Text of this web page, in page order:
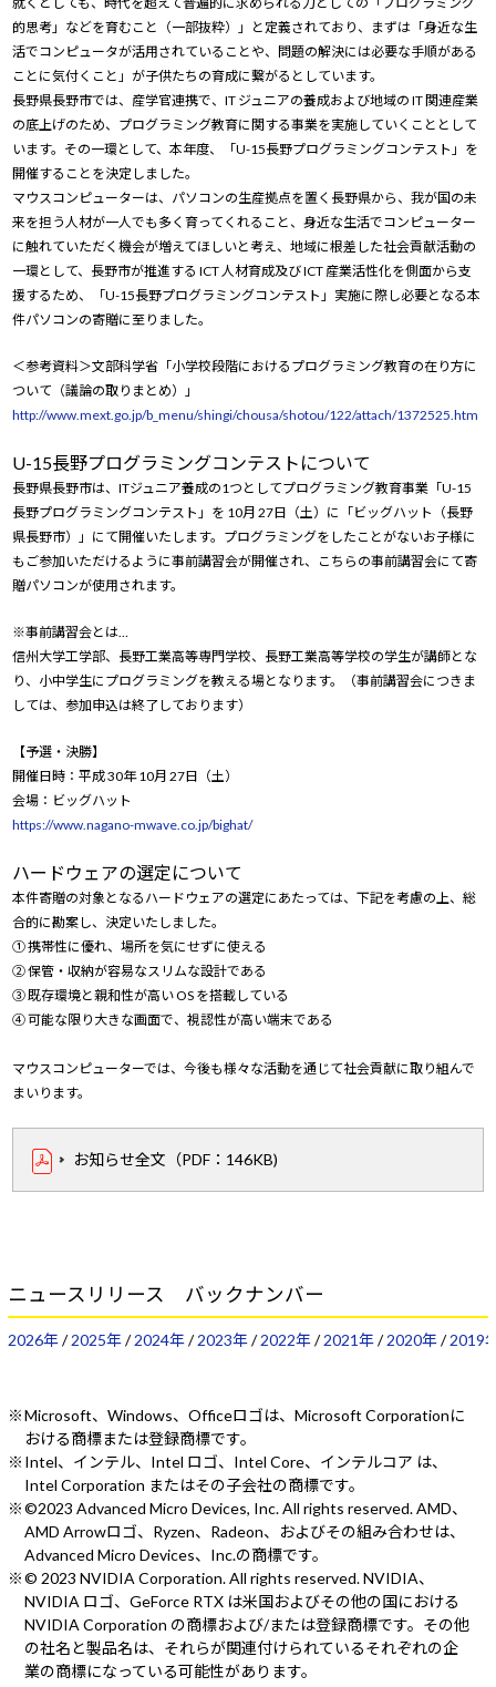
的思考」などを育むこと（一部抜粋）」と定義されており、まずは「身近な生
活でコンピュータが活用されていることや、問題の解決には必要な手順がある
ことに気付くこと」が子供たちの育成に繋がるとしています。
長野県長野市では、産学官連携で、IT ジュニアの養成および地域の IT 関連産業
の底上げのため、プログラミング教育に関する事業を実施していくこととして
います。その一環として、本年度、「U-15長野プログラミングコンテスト」を
開催することを決定しました。
マウスコンピューターは、パソコンの生産拠点を置く長野県から、我が国の未
来を担う人材が一人でも多く育ってくれること、身近な生活でコンピューター
に触れていただく機会が増えてほしいと考え、地域に根差した社会貢献活動の
一環として、長野市が推進する ICT 人材育成及び ICT 産業活性化を側面から支
援するため、「U-15長野プログラミングコンテスト」実施に際し必要となる本
件パソコンの寄贈に至りました。
＜参考資料＞文部科学省「小学校段階におけるプログラミング教育の在り方に
ついて（議論の取りまとめ）」
http://www.mext.go.jp/b_menu/shingi/chousa/shotou/122/attach/1372525.htm
U-15長野プログラミングコンテストについて
長野県長野市は、ITジュニア養成の1つとしてプログラミング教育事業「U-15
長野プログラミングコンテスト」を 10月 27日（土）に「ビッグハット（長野
県長野市）」にて開催いたします。プログラミングをしたことがないお子様に
もご参加いただけるように事前講習会が開催され、こちらの事前講習会にて寄
贈パソコンが使用されます。
※事前講習会とは…
信州大学工学部、長野工業高等専門学校、長野工業高等学校の学生が講師とな
り、小中学生にプログラミングを教える場となります。（事前講習会につきま
しては、参加申込は終了しております）
【予選・決勝】
開催日時：平成 30年 10月 27日（土）
会場：ビッグハット
https://www.nagano-mwave.co.jp/bighat/
ハードウェアの選定について
本件寄贈の対象となるハードウェアの選定にあたっては、下記を考慮の上、総
合的に勘案し、決定いたしました。
① 携帯性に優れ、場所を気にせずに使える
② 保管・収納が容易なスリムな設計である
③ 既存環境と親和性が高い OS を搭載している
④ 可能な限り大きな画面で、視認性が高い端末である
マウスコンピューターでは、今後も様々な活動を通じて社会貢献に取り組んで
まいります。
お知らせ全文（PDF：146KB)
ニュースリリース バックナンバー
2026年/2025年/2024年/2023年/2022年/2021年/2020年/2019
Microsoft、Windows、Officeロゴは、Microsoft Corporationに
おける商標または登録商標です。
Intel、インテル、Intel ロゴ、Intel Core、インテルコア は、
Intel Corporation またはその子会社の商標です。
©2023 Advanced Micro Devices, Inc. All rights reserved. AMD、
AMD Arrowロゴ、Ryzen、Radeon、およびその組み合わせは、
Advanced Micro Devices、Inc.の商標です。
© 2023 NVIDIA Corporation. All rights reserved. NVIDIA、
NVIDIA ロゴ、GeForce RTX は米国およびその他の国における
NVIDIA Corporation の商標および/または登録商標です。その他
の社名と製品名は、それらが関連付けられているそれぞれの企
業の商標になっている可能性があります。